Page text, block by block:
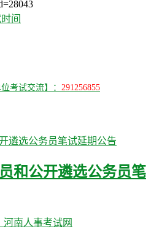
间
考试交流】： 291256855
和公开遴选公务员笔